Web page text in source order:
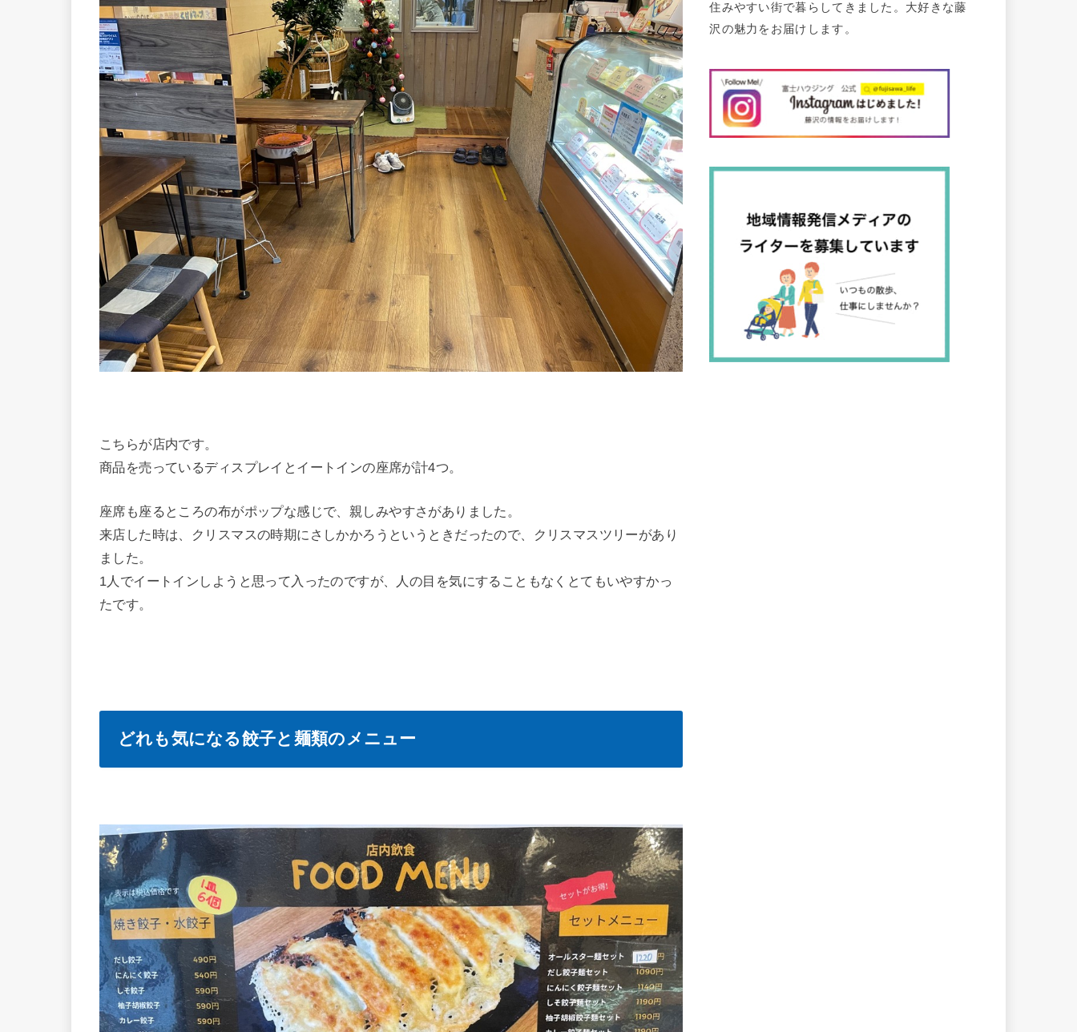
こちらが店内です。
商品を売っているディスプレイとイートインの座席が計4つ。
座席も座るところの布がポップな感じで、親しみやすさがありました。
来店した時は、クリスマスの時期にさしかかろうというときだったので、クリスマスツリーがあり
ました。
1人でイートインしようと思って入ったのですが、人の目を気にすることもなくとてもいやすかっ
たです。
どれも気になる餃子と麺類のメニュー
住みやすい街で暮らしてきました。大好きな藤
沢の魅力をお届けします。